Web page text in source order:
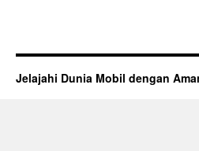
Jelajahi Dunia Mobil dengan